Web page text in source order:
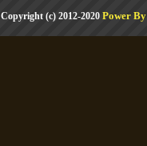
Copyright (c) 2012-2020Power